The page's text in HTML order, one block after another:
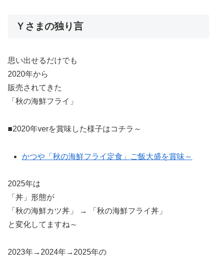
Ｙさまの独り言
思い出せるだけでも
2020年から
販売されてきた
「秋の海鮮フライ」
■2020年verを賞味した様子はコチラ～
かつや「秋の海鮮フライ定食」ご飯大盛を賞味～
2025年は
「丼」形態が
「秋の海鮮カツ丼」 → 「秋の海鮮フライ丼」
と変化してますね～
2023年→2024年→2025年の